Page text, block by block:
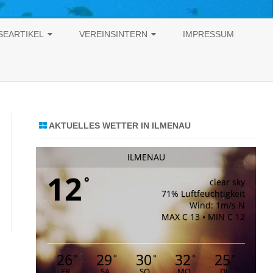
2024
2021
2020
2019
2018
VEREINSINTERN IMPRESSUM
AKTUELLES WETTER IN ILMENAU
ILMENAU
12 °
clear sky
71% Luftfeuchtigkeit
Wind: 1m/s N
MAX C 13 • MIN C 12
26° 29° 30° 32° 25°